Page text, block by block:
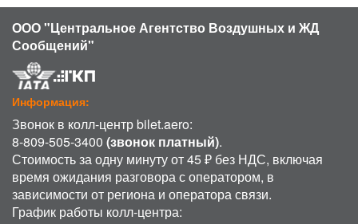
ООО "Центральное Агентство Воздушных и ЖД
Сообщений"
Информация:
Звонок в колл-центр bilet.aero:
8-809-505-3400 (звонок платный).
Стоимость за одну минуту от 45 ₽ без НДС, включая
время ожидания разговора с оператором, в
зависимости от региона и оператора связи.
График работы колл-центра: